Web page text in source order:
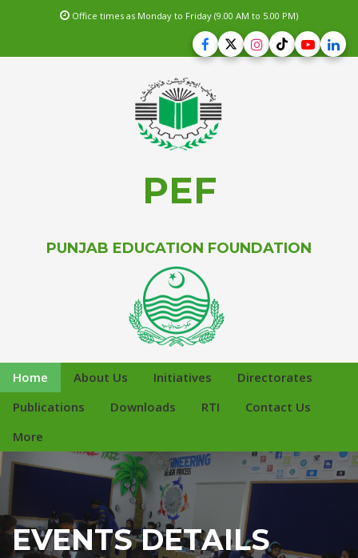
Office times as Monday to Friday (9.00 AM to 5.00 PM)
PEF
PUNJAB EDUCATION FOUNDATION
Home About Us Initiatives
Directorates
Publications
Downloads RTI
Contact Us
More
EVENTS DETAILS